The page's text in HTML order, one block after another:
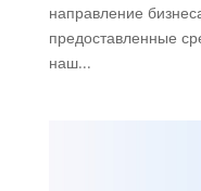
направление
предоставленные
наш...